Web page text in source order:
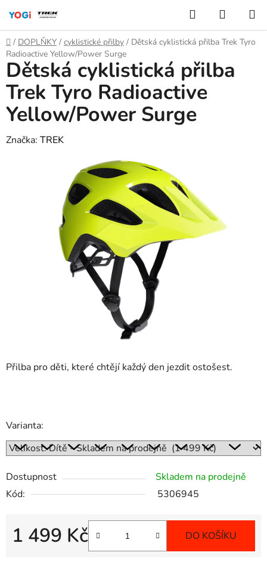
obsah
Hledat
KOŠÍK
Domů
/ DOPLŇKY / cyklistické přilby / Dětská cyklistická přilba Trek Tyro
Radioactive Yellow/Power Surge
Přilba pro děti, které chtějí každý den jezdit ostošest.
Varianta:
Dostupnost
Skladem na prodejně
Kód:
5306945
1 499 Kč DO KOŠÍKU
Dětská cyklistická přilba
Trek Tyro Radioactive
Yellow/Power Surge
Značka: TREK